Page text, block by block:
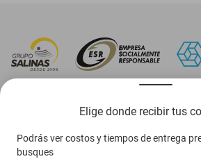
Elige donde recibir tus
Podrás ver costos y tiempos de entrega
busques